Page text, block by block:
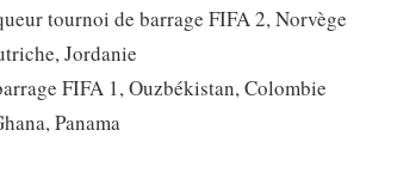
tournoi de barrage FIFA 2, Norvège
Jordanie
FIFA 1, Ouzbékistan, Colombie
Panama